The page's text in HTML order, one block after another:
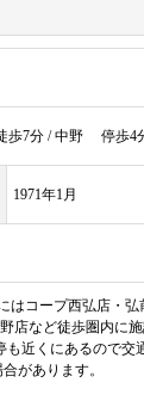
7分 / 中野 停歩4
1971年1月
はコープ西弘店・弘
店など徒歩圏内に
も近くにあるので交
があります。